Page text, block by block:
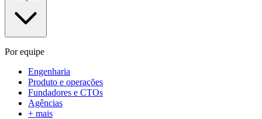
Por equipe
Engenharia
Produto e operações
Fundadores e CTOs
Agências
+ mais